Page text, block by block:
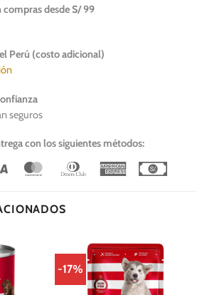
compras desde S/ 99
Perú (costo adicional)
seguros
con los siguientes métodos:
Visa MasterCardDinners
American
-17%